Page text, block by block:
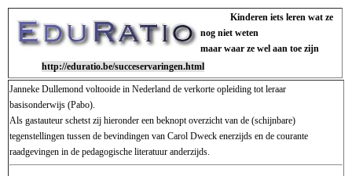
Kinderen iets leren wat ze
nog niet weten
maar waar ze wel aan toe zijn
http://eduratio.be/succeservaringen.html
Janneke Dullemond voltooide in Nederland de verkorte opleiding tot leraar
basisonderwijs (Pabo).
Als gastauteur schetst zij hieronder een beknopt overzicht van de (schijnbare)
tegenstellingen tussen de bevindingen van Carol Dweck enerzijds en de courante
raadgevingen in de pedagogische literatuur anderzijds.